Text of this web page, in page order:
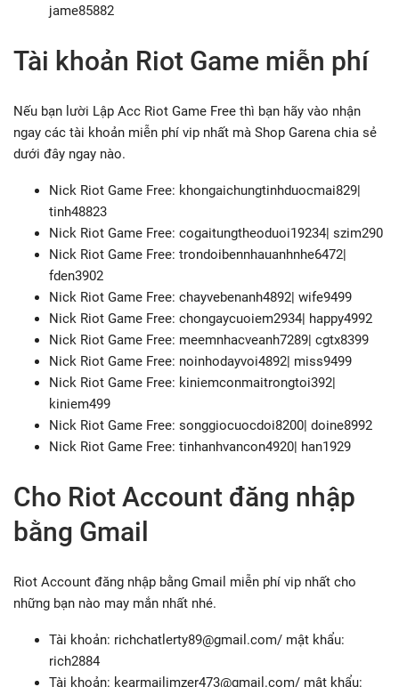
jame85882
Tài khoản Riot Game miễn phí
Nếu bạn lười Lập Acc Riot Game Free thì bạn hãy vào nhận
ngay các tài khoản miễn phí vip nhất mà Shop Garena chia sẻ
dưới đây ngay nào.
Nick Riot Game Free: khongaichungtinhduocmai829|
tinh48823
Nick Riot Game Free: cogaitungtheoduoi19234| szim290
Nick Riot Game Free: trondoibennhauanhnhe6472|
fden3902
Nick Riot Game Free: chayvebenanh4892| wife9499
Nick Riot Game Free: chongaycuoiem2934| happy4992
Nick Riot Game Free: meemnhacveanh7289| cgtx8399
Nick Riot Game Free: noinhodayvoi4892| miss9499
Nick Riot Game Free: kiniemconmaitrongtoi392|
kiniem499
Nick Riot Game Free: songgiocuocdoi8200| doine8992
Nick Riot Game Free: tinhanhvancon4920| han1929
Cho Riot Account đăng nhập
bằng Gmail
Riot Account đăng nhập bằng Gmail miễn phí vip nhất cho
những bạn nào may mắn nhất nhé.
Tài khoản: richchatlerty89@gmail.com/ mật khẩu:
rich2884
Tài khoản: kearmailimzer473@gmail.com/ mật khẩu: